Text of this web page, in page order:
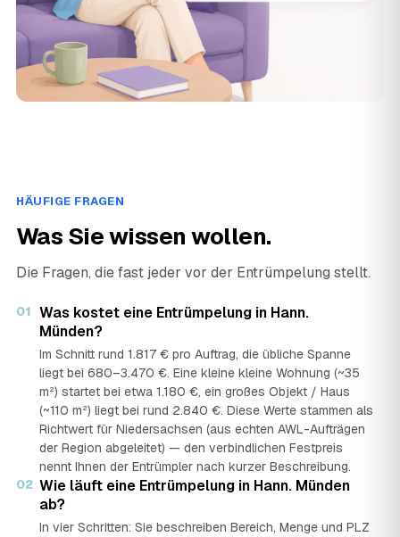
HÄUFIGE FRAGEN
Was Sie wissen wollen.
Die Fragen, die fast jeder vor der Entrümpelung stellt.
01 Was kostet eine Entrümpelung in Hann.
Münden?
Im Schnitt rund 1.817 € pro Auftrag, die übliche Spanne
liegt bei 680–3.470 €. Eine kleine kleine Wohnung (~35
m²) startet bei etwa 1.180 €, ein großes Objekt / Haus
(~110 m²) liegt bei rund 2.840 €. Diese Werte stammen als
Richtwert für Niedersachsen (aus echten AWL-Aufträgen
der Region abgeleitet) — den verbindlichen Festpreis
nennt Ihnen der Entrümpler nach kurzer Beschreibung.
02 Wie läuft eine Entrümpelung in Hann. Münden
ab?
In vier Schritten: Sie beschreiben Bereich, Menge und PLZ